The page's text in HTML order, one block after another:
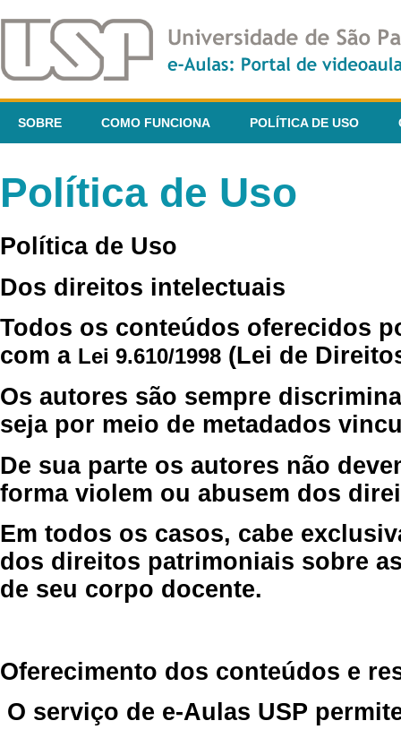
SOBRE COMO FUNCIONA POLÍTICA DE USO
Política de Uso
Política de Uso
Dos direitos intelectuais
Todos os conteúdos oferecidos
com a Lei 9.610/1998 (Lei de
Os autores são sempre
seja por meio de metadados
De sua parte os autores não
forma violem ou abusem dos
Em todos os casos, cabe
dos direitos patrimoniais sobre
de seu corpo docente.
Oferecimento dos conteúdos e
O serviço de e-Aulas USP